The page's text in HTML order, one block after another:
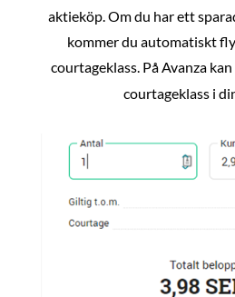
aktieköp. Om du har ett
kommer du automatiskt
courtageklass. På Avanza
courtageklass i